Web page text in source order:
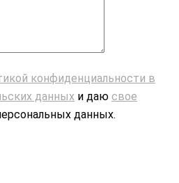
конфиденциальности в
данных и даю свое
данных.